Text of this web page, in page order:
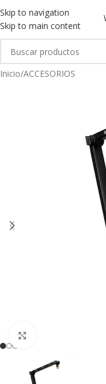
Skip to navigation
Skip to main content
Inicio/ACCESORIOS